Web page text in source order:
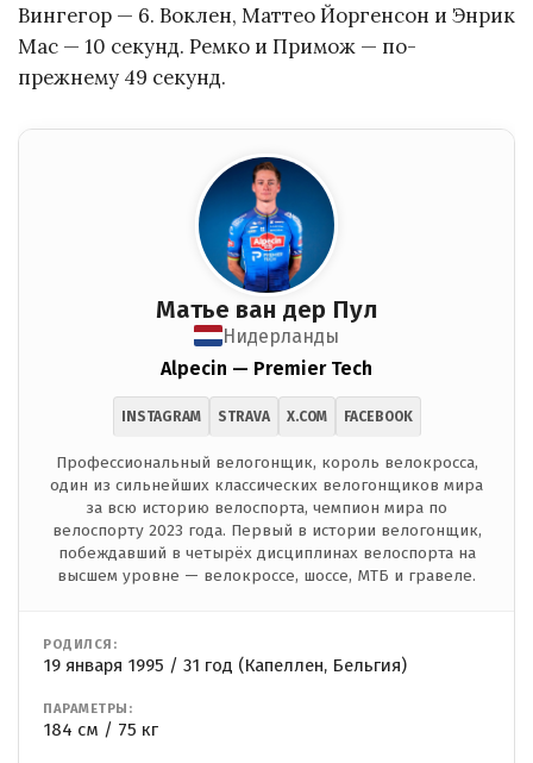
Вингегор — 6. Воклен, Маттео Йоргенсон и Энрик
Мас — 10 секунд. Ремко и Примож — по-
прежнему 49 секунд.
Матье ван дер Пул
Нидерланды
Alpecin — Premier Tech
INSTAGRAM STRAVA X.COM FACEBOOK
Профессиональный велогонщик, король велокросса,
один из сильнейших классических велогонщиков мира
за всю историю велоспорта, чемпион мира по
велоспорту 2023 года. Первый в истории велогонщик,
побеждавший в четырёх дисциплинах велоспорта на
высшем уровне — велокроссе, шоссе, МТБ и гравеле.
РОДИЛСЯ:
19 января 1995 / 31 год (Капеллен, Бельгия)
ПАРАМЕТРЫ:
184 см / 75 кг